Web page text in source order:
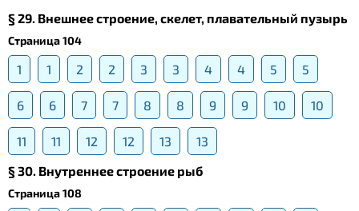
§ 29. Внешнее строение, скелет, плавательный пузырь
Страница 104
1 1 2 2 3 3 4 4 5 5
6 6 7 7 8 8 9 9 10 10
11 11 12 12 13
13
§ 30. Внутреннее строение рыб
Страница 108